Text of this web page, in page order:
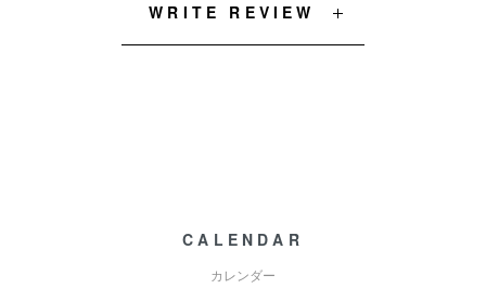
WRITE REVIEW
CALENDAR
カレンダー